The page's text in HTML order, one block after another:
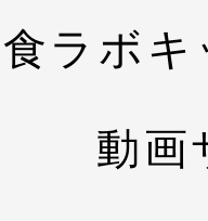
食ラボ
動画